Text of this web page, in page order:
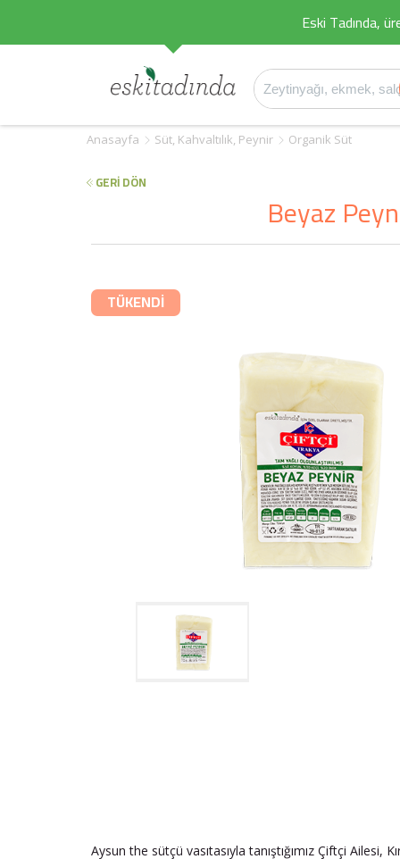
Eski Tadında,
Anasayfa Süt, Kahvaltılık, Peynir Organik Süt
GERİ DÖN
Beyaz
TÜKENDİ
Aysun the sütçü vasıtasıyla tanıştığımız Çiftçi